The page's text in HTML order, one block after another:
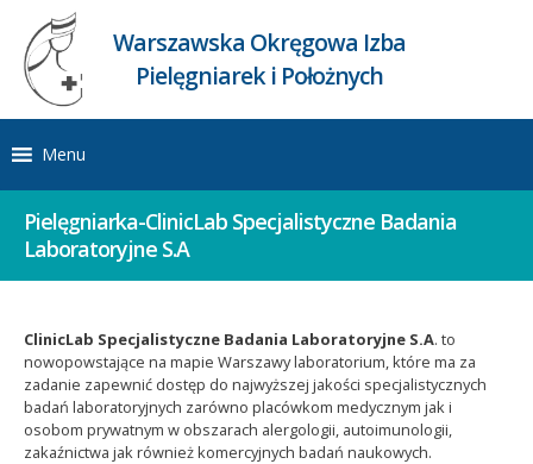
Warszawska Okręgowa Izba
Pielęgniarek i Położnych
Menu
Pielęgniarka-ClinicLab Specjalistyczne Badania
Laboratoryjne S.A
ClinicLab Specjalistyczne Badania Laboratoryjne S.A. to
nowopowstające na mapie Warszawy laboratorium, które ma za
zadanie zapewnić dostęp do najwyższej jakości specjalistycznych
badań laboratoryjnych zarówno placówkom medycznym jak i
osobom prywatnym w obszarach alergologii, autoimunologii,
zakaźnictwa jak również komercyjnych badań naukowych.